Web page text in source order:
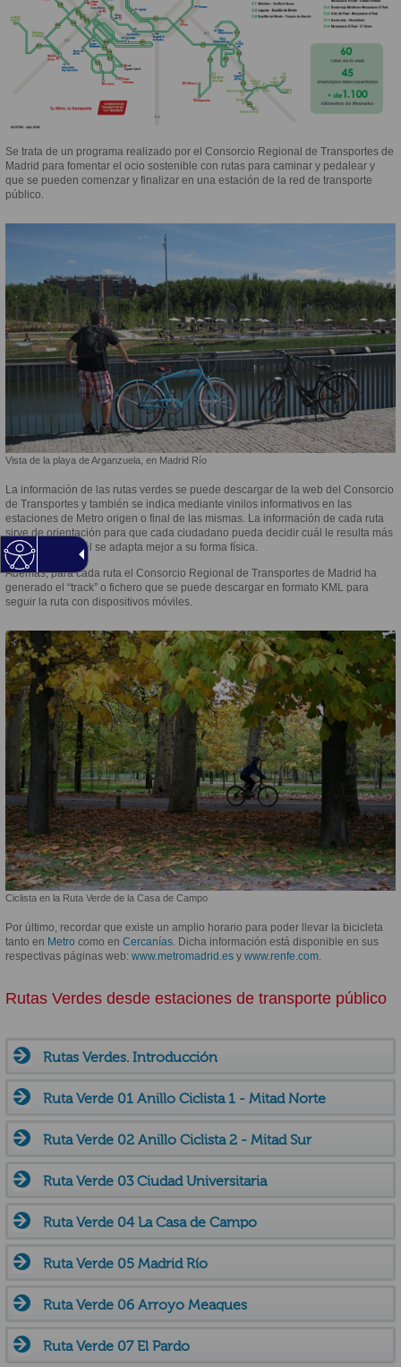
Se trata de un programa realizado por el Consorcio Regional de Transportes de
Madrid para fomentar el ocio sostenible con rutas para caminar y pedalear y
que se pueden comenzar y finalizar en una estación de la red de transporte
público.
Vista de la playa de Arganzuela, en Madrid Río
La información de las rutas verdes se puede descargar de la web del Consorcio
de Transportes y también se indica mediante vinilos informativos en las
estaciones de Metro origen o final de las mismas. La información de cada ruta
sirve de orientación para que cada ciudadano pueda decidir cuál le resulta más
interesante o cuál se adapta mejor a su forma física.
Además, para cada ruta el Consorcio Regional de Transportes de Madrid ha
generado el “track” o fichero que se puede descargar en formato KML para
seguir la ruta con dispositivos móviles.
Ciclista en la Ruta Verde de la Casa de Campo
Por último, recordar que existe un amplio horario para poder llevar la bicicleta
tanto en Metro como en Cercanías. Dicha información está disponible en sus
respectivas páginas web: www.metromadrid.es y www.renfe.com.
Rutas Verdes desde estaciones de transporte público
Rutas Verdes. Introducción
Ruta Verde 01 Anillo Ciclista 1 - Mitad Norte
Ruta Verde 02 Anillo Ciclista 2 - Mitad Sur
Ruta Verde 03 Ciudad Universitaria
Ruta Verde 04 La Casa de Campo
Ruta Verde 05 Madrid Río
Ruta Verde 06 Arroyo Meaques
Ruta Verde 07 El Pardo